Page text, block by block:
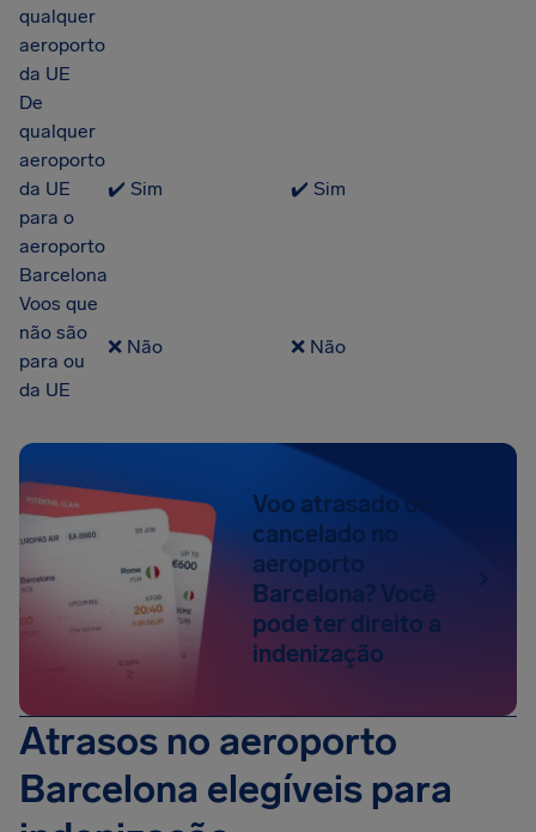
qualquer
aeroporto
da UE
De
qualquer
aeroporto
da UE
para o
aeroporto
Barcelona
✔️ Sim ✔️ Sim
Voos que
não são
para ou
da UE
❌ Não ❌ Não
Voo atrasado ou
cancelado no
aeroporto
Barcelona? Você
pode ter direito a
indenização
Atrasos no aeroporto
Barcelona elegíveis para